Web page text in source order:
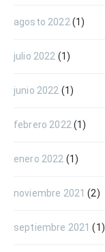
agosto 2022 (1)
julio 2022 (1)
junio 2022 (1)
febrero 2022 (1)
enero 2022 (1)
noviembre 2021 (2)
septiembre 2021 (1)